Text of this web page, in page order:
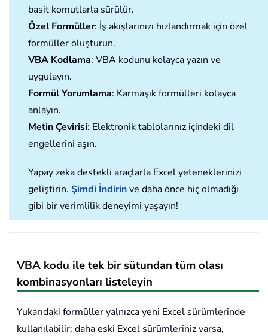
basit komutlarla sürülür.
Özel Formüller: İş akışlarınızı hızlandırmak için özel
formüller oluşturun.
VBA Kodlama: VBA kodunu kolayca yazın ve
uygulayın.
Formül Yorumlama: Karmaşık formülleri kolayca
anlayın.
Metin Çevirisi: Elektronik tablolarınız içindeki dil
engellerini aşın.
Yapay zeka destekli araçlarla Excel yeteneklerinizi
geliştirin. Şimdi İndirinve daha önce hiç olmadığı
gibi bir verimlilik deneyimi yaşayın!
VBA kodu ile tek bir sütundan tüm olası
kombinasyonları listeleyin
Yukarıdaki formüller yalnızca yeni Excel sürümlerinde
kullanılabilir; daha eski Excel sürümleriniz varsa,